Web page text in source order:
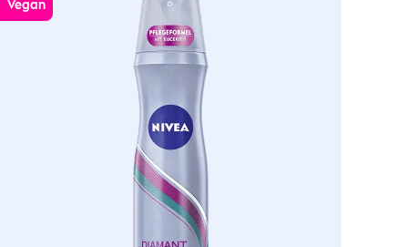
Vegan